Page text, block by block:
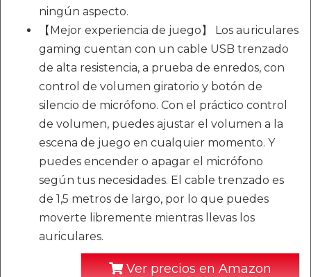
ningún aspecto.
【Mejor experiencia de juego】 Los auriculares
gaming cuentan con un cable USB trenzado
de alta resistencia, a prueba de enredos, con
control de volumen giratorio y botón de
silencio de micrófono. Con el práctico control
de volumen, puedes ajustar el volumen a la
escena de juego en cualquier momento. Y
puedes encender o apagar el micrófono
según tus necesidades. El cable trenzado es
de 1,5 metros de largo, por lo que puedes
moverte libremente mientras llevas los
auriculares.
Ver precios en Amazon